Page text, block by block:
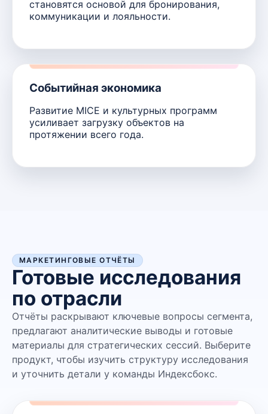
становятся основой для бронирования,
коммуникации и лояльности.
Событийная экономика
Развитие MICE и культурных программ
усиливает загрузку объектов на
протяжении всего года.
МАРКЕТИНГОВЫЕ ОТЧЁТЫ
Готовые исследования
по отрасли
Отчёты раскрывают ключевые вопросы сегмента,
предлагают аналитические выводы и готовые
материалы для стратегических сессий. Выберите
продукт, чтобы изучить структуру исследования
и уточнить детали у команды Индексбокс.